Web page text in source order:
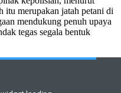
itu merupakan jatah petani di
mendukung penuh upaya
tegas segala bentuk